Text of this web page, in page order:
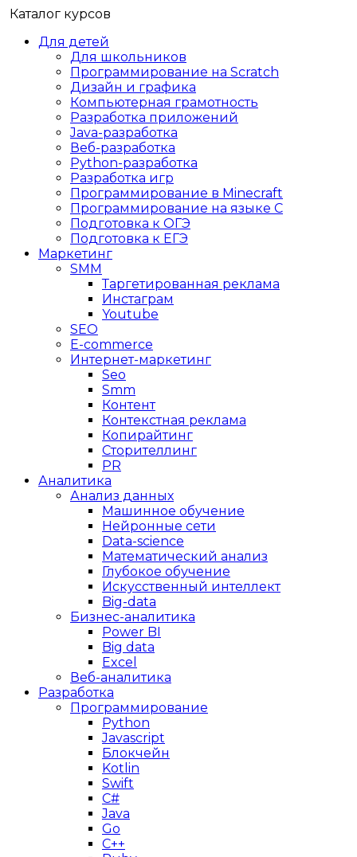
Каталог курсов
Для детей
Для школьников
Программирование на Scratch
Дизайн и графика
Компьютерная грамотность
Разработка приложений
Java-разработка
Веб-разработка
Python-разработка
Разработка игр
Программирование в Minecraft
Программирование на языке C
Подготовка к ОГЭ
Подготовка к ЕГЭ
Маркетинг
SMM
Таргетированная реклама
Инстаграм
Youtube
SEO
E-сommerce
Интернет-маркетинг
Seo
Smm
Контент
Контекстная реклама
Копирайтинг
Сторителлинг
PR
Аналитика
Анализ данных
Машинное обучение
Нейронные сети
Data-science
Математический анализ
Глубокое обучение
Искусственный интеллект
Big-data
Бизнес-аналитика
Power BI
Big data
Excel
Веб-аналитика
Разработка
Программирование
Python
Javascript
Блокчейн
Kotlin
Swift
C#
Java
Go
C++